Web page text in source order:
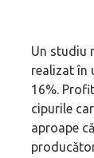
Un studiu
realizat în
16%.
cipurile
aproape